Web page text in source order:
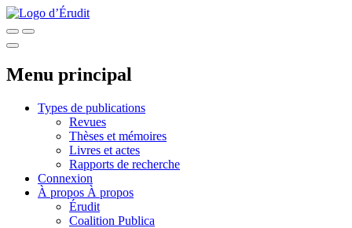
Menu principal
Types de publications
Revues
Thèses et mémoires
Livres et actes
Rapports de recherche
Connexion
À propos À propos
Érudit
Coalition Publica